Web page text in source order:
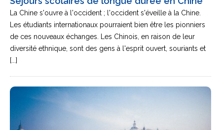
La Chine s'ouvre à l'occident ; l'occident s'éveille à la Chine.
Les étudiants internationaux pourraient bien être les pionniers
de ces nouveaux échanges. Les Chinois, en raison de leur
diversité ethnique, sont des gens à l'esprit ouvert, souriants et
[...]